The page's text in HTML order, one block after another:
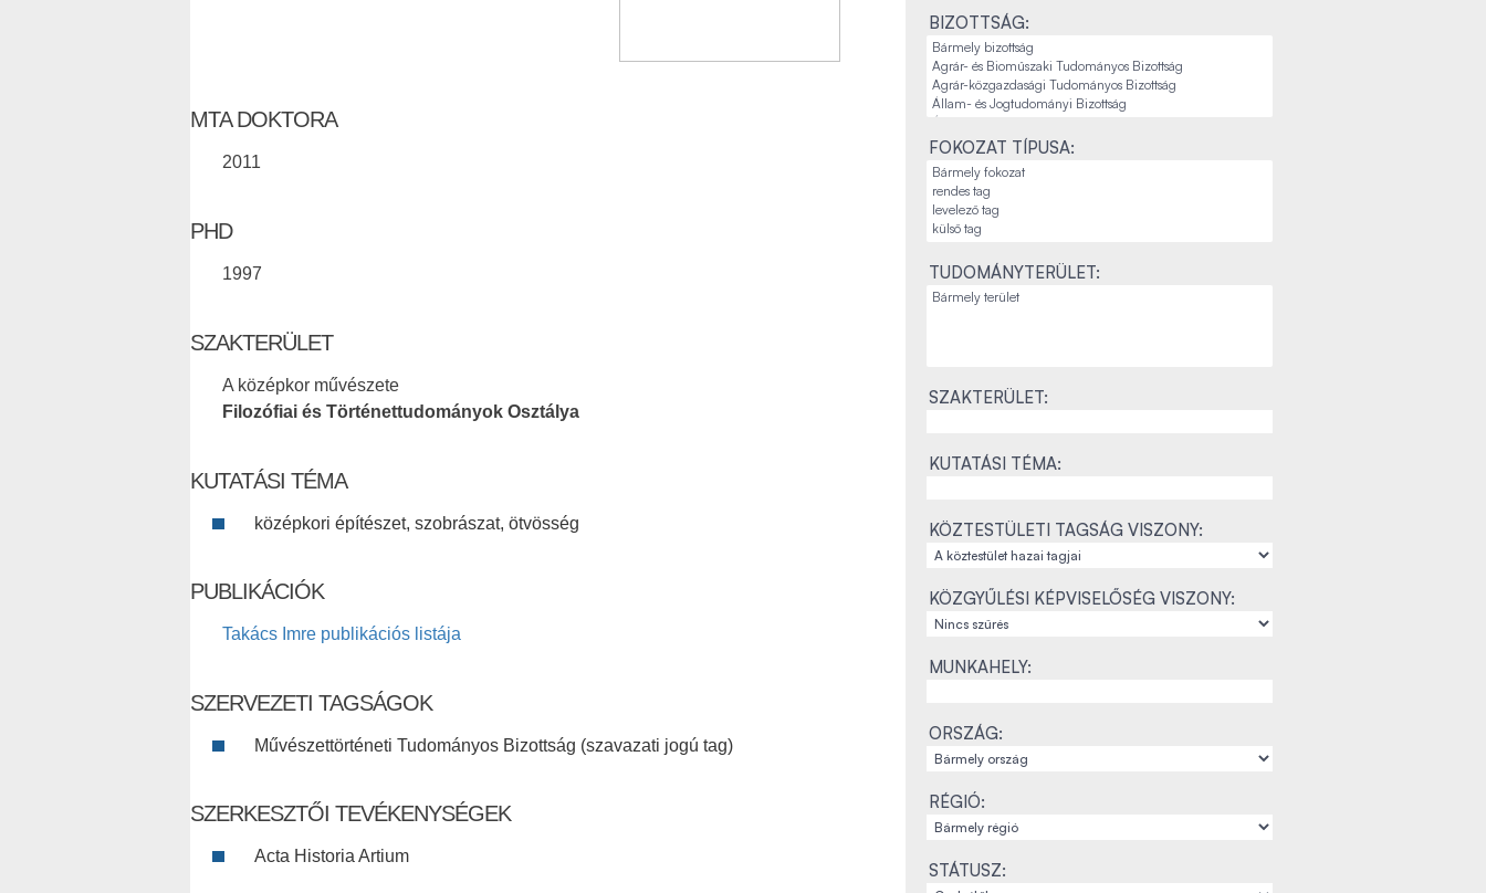
MTA DOKTORA
2011
PHD
1997
SZAKTERÜLET
A középkor művészete
Filozófiai és Történettudományok Osztálya
KUTATÁSI TÉMA
középkori építészet, szobrászat, ötvösség
PUBLIKÁCIÓK
Takács Imre publikációs listája
SZERVEZETI TAGSÁGOK
Művészettörténeti Tudományos Bizottság (szavazati jogú tag)
SZERKESZTŐI TEVÉKENYSÉGEK
Acta Historia Artium
BIZOTTSÁG:
FOKOZAT TÍPUSA:
TUDOMÁNYTERÜLET:
SZAKTERÜLET:
KUTATÁSI TÉMA:
KÖZTESTÜLETI TAGSÁG VISZONY:
KÖZGYŰLÉSI KÉPVISELŐSÉG VISZONY:
MUNKAHELY:
ORSZÁG:
RÉGIÓ:
STÁTUSZ: